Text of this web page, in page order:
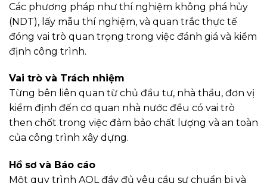
Các phương pháp như thí nghiệm không phá hủy
(NDT), lấy mẫu thí nghiệm, và quan trắc thực tế
đóng vai trò quan trọng trong việc đánh giá và kiểm
định công trình.
Vai trò và Trách nhiệm
Từng bên liên quan từ chủ đầu tư, nhà thầu, đơn vị
kiểm định đến cơ quan nhà nước đều có vai trò
then chốt trong việc đảm bảo chất lượng và an toàn
của công trình xây dựng.
Hồ sơ và Báo cáo
Một quy trình AQL đầy đủ yêu cầu sự chuẩn bị và